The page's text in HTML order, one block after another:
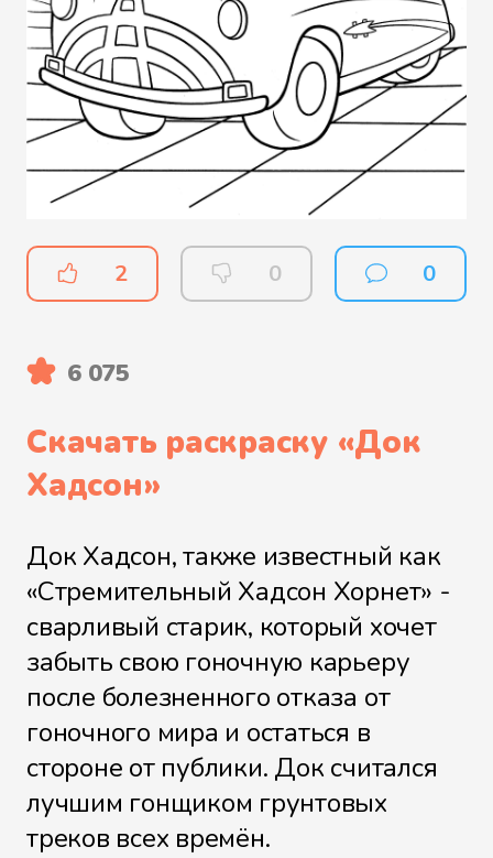
2 0 0
6 075
Скачать раскраску «Док
Хадсон»
Док Хадсон, также известный как
«Стремительный Хадсон Хорнет» -
сварливый старик, который хочет
забыть свою гоночную карьеру
после болезненного отказа от
гоночного мира и остаться в
стороне от публики. Док считался
лучшим гонщиком грунтовых
треков всех времён.